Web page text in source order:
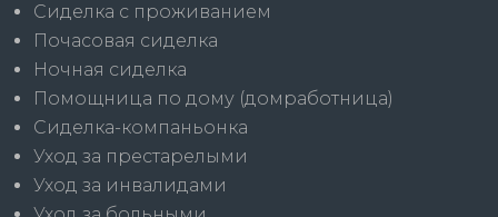
Сиделка с проживанием
Почасовая сиделка
Ночная сиделка
Помощница по дому (домработница)
Сиделка-компаньонка
Уход за престарелыми
Уход за инвалидами